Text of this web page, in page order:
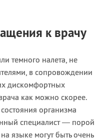
к врачу
темного налета, не
в сопровождении
дискомфортных
как можно скорее.
организма
специалист — порой
языке могут быть очень